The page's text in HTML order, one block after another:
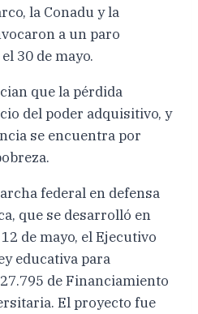
la Conadu y la
a un paro
30 de mayo.
que la pérdida
del poder adquisitivo, y
se encuentra por
federal en defensa
que se desarrolló en
de mayo, el Ejecutivo
educativa para
de Financiamiento
El proyecto fue